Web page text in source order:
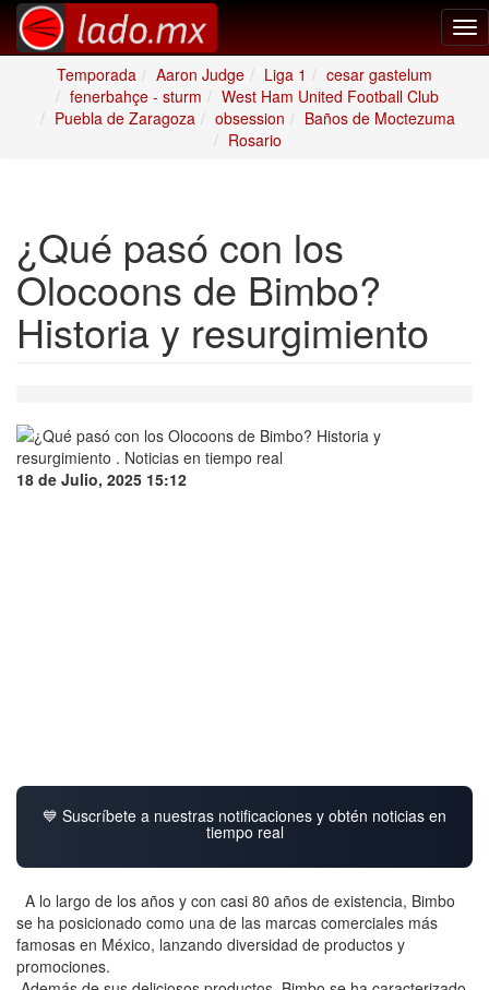
Temporada
Aaron Judge Liga 1
cesar gastelum
fenerbahçe - sturm
West Ham United Football Club
Puebla de Zaragoza
obsession
Baños de Moctezuma
Rosario
¿Qué pasó con los
Olocoons de Bimbo?
Historia y resurgimiento
18 de Julio, 2025 15:12
💙 Suscríbete a nuestras notificaciones y obtén noticias en
tiempo real
A lo largo de los años y con casi 80 años de existencia, Bimbo
se ha posicionado como una de las marcas comerciales más
famosas en México, lanzando diversidad de productos y
promociones.